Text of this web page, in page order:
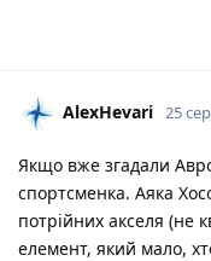
AlexHevari 25
Якщо вже згадали
спортсменка. Аяка
потрійних акселя (не
елемент, який мало,